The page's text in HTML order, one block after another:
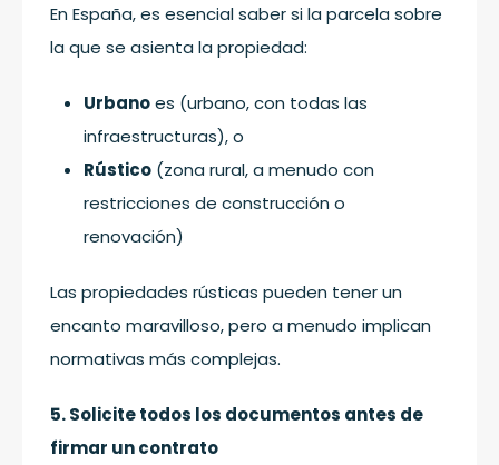
En España, es esencial saber si la parcela sobre
la que se asienta la propiedad:
Urbanoes (urbano, con todas las
infraestructuras), o
Rústico (zona rural, a menudo con
restricciones de construcción o
renovación)
Las propiedades rústicas pueden tener un
encanto maravilloso, pero a menudo implican
normativas más complejas.
5. Solicite todos los documentos antes de
firmar un contrato